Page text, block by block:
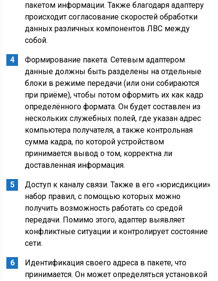
пакетом информации. Также благодаря адаптеру
происходит согласование скоростей обработки
данных различных компонентов ЛВС между
собой.
Формирование пакета. Сетевым адаптером
данные должны быть разделены на отдельные
блоки в режиме передачи (или они собираются
при приёме), чтобы потом оформить их как кадр
определённого формата. Он будет составлен из
нескольких служебных полей, где указан адрес
компьютера получателя, а также контрольная
сумма кадра, по которой устройством
принимается вывод о том, корректна ли
доставленная информация.
Доступ к каналу связи. Также в его «юрисдикции»
набор правил, с помощью которых можно
получить возможность работать со средой
передачи. Помимо этого, адаптер выявляет
конфликтные ситуации и контролирует состояние
сети.
Идентификация своего адреса в пакете, что
принимается. Он может определяться установкой